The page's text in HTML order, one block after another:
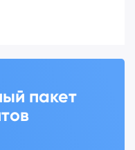
пакет